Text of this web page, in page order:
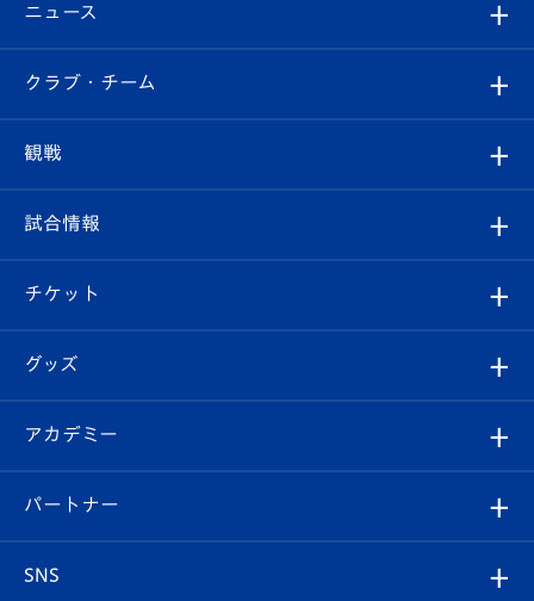
ニュース
すべて
クラブ
試合情報
チケット
イベント
メディア
クラブ・チーム
クラブ概要
エンブレム紹介
スタッフプロフィール
マスコット紹介
観戦
観戦ルール
はじめての観戦ガイド
Revive Team
ヴィヴィくんの長崎おもてなしガイド
試合情報
試合日程/結果
フォトギャラリー
スタジアムグルメ
チケット
チケット
V-LOVERS（ファンクラブ）
プレイヤーズスイート
グッズ
オンラインショップ
店舗情報
アカデミー
育成からのお知らせ
パートナー
SNS